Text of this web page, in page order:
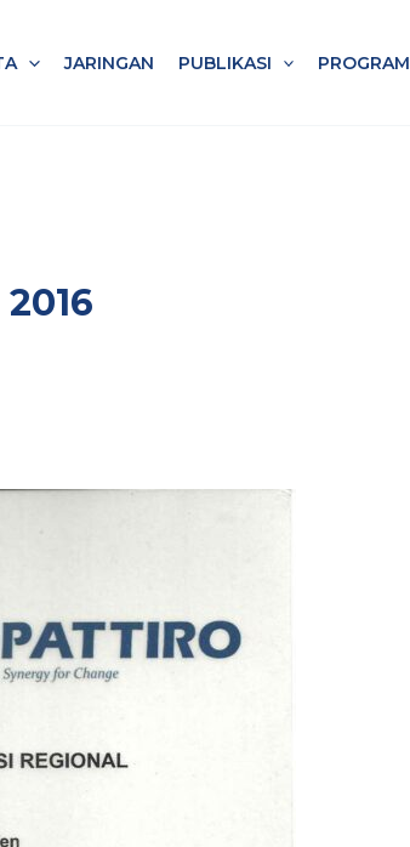
JARINGAN PUBLIKASI PROGRAM